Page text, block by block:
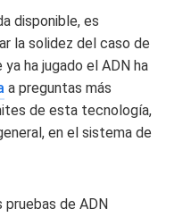
disponible, es
la solidez del caso de
ha jugado el ADN ha
a preguntas más
de esta tecnología,
en el sistema de
pruebas de ADN